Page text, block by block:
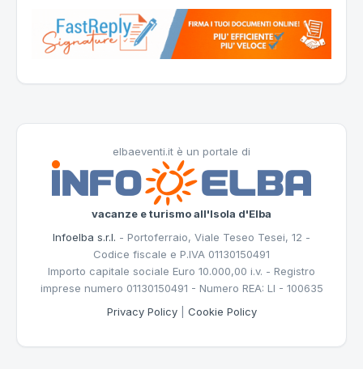
elbaeventi.it è un portale di
vacanze e turismo all'Isola d'Elba
Infoelba s.r.l. - Portoferraio, Viale Teseo Tesei, 12 -
Codice fiscale e P.IVA 01130150491
Importo capitale sociale Euro 10.000,00 i.v. - Registro
imprese numero 01130150491 - Numero REA: LI - 100635
Privacy Policy| Cookie Policy